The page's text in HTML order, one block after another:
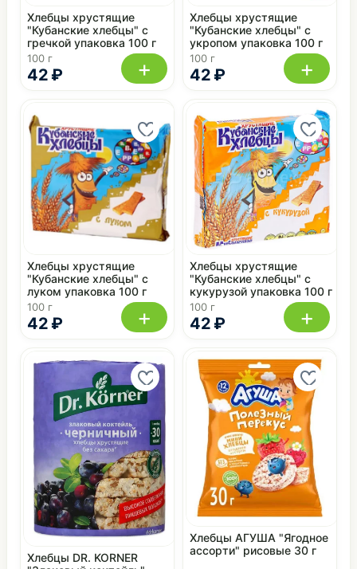
42 ₽
Хлебцы хрустящие
"Кубанские хлебцы" с
гречкой упаковка 100 г
100 г + 42 ₽
Хлебцы хрустящие
"Кубанские хлебцы" с
укропом упаковка 100 г
100 г +
42 ₽
Хлебцы хрустящие
"Кубанские хлебцы" с
луком упаковка 100 г
100 г + 42 ₽
Хлебцы хрустящие
"Кубанские хлебцы" с
кукурузой упаковка 100 г
100 г +
Хлебцы DR. KORNER
Хлебцы АГУША "Ягодное
ассорти" рисовые 30 г